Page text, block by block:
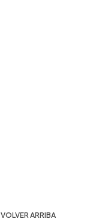
VOLVER ARRIBA